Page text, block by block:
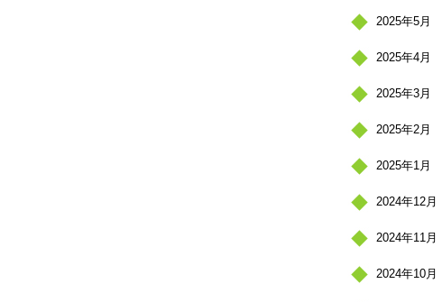
2025年5月
2025年4月
2025年3月
2025年2月
2025年1月
2024年12月
2024年11月
2024年10月